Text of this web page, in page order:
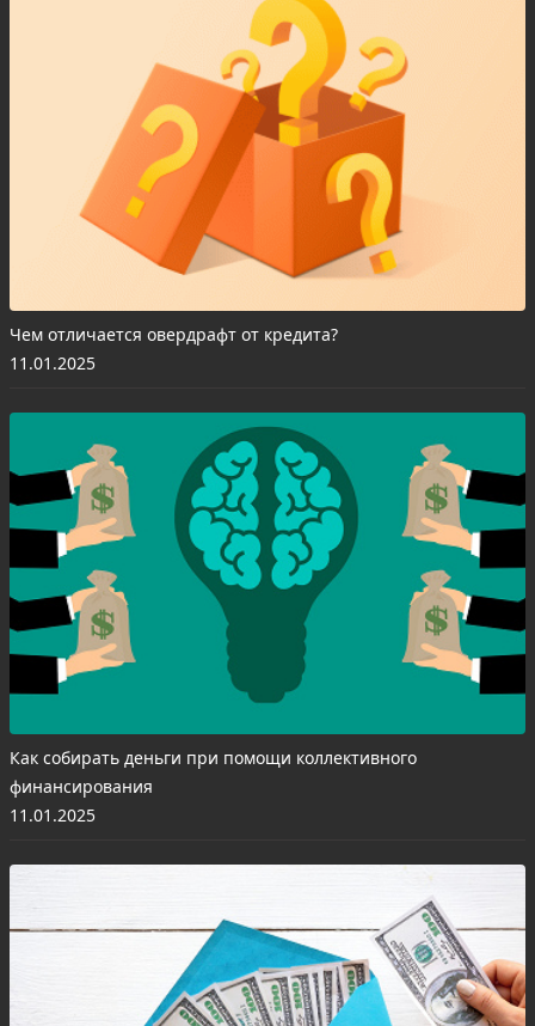
Чем отличается овердрафт от кредита?
11.01.2025
Как собирать деньги при помощи коллективного
финансирования
11.01.2025